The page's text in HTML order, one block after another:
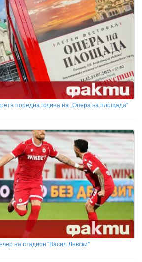
поредна година на „Опера на площада“
на стадион "Васил Левски"